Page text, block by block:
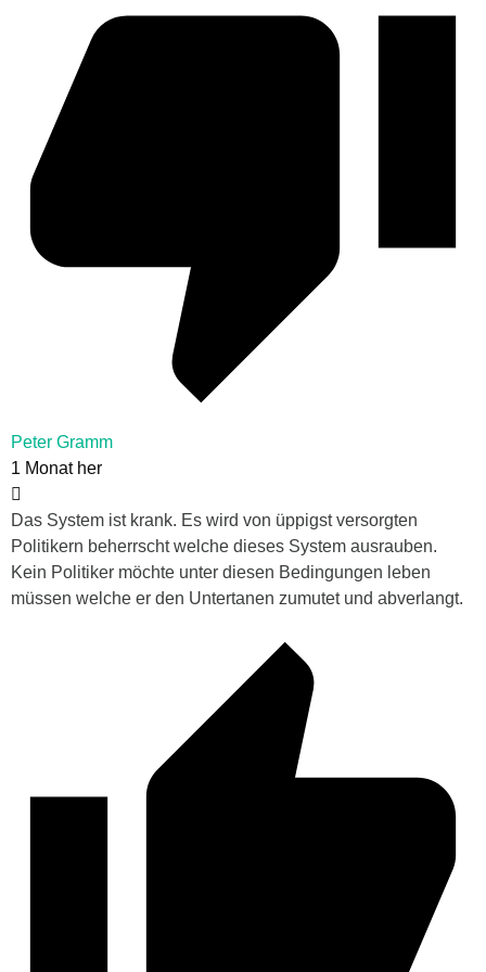
Peter Gramm
1 Monat her
Das System ist krank. Es wird von üppigst versorgten
Politikern beherrscht welche dieses System ausrauben.
Kein Politiker möchte unter diesen Bedingungen leben
müssen welche er den Untertanen zumutet und abverlangt.